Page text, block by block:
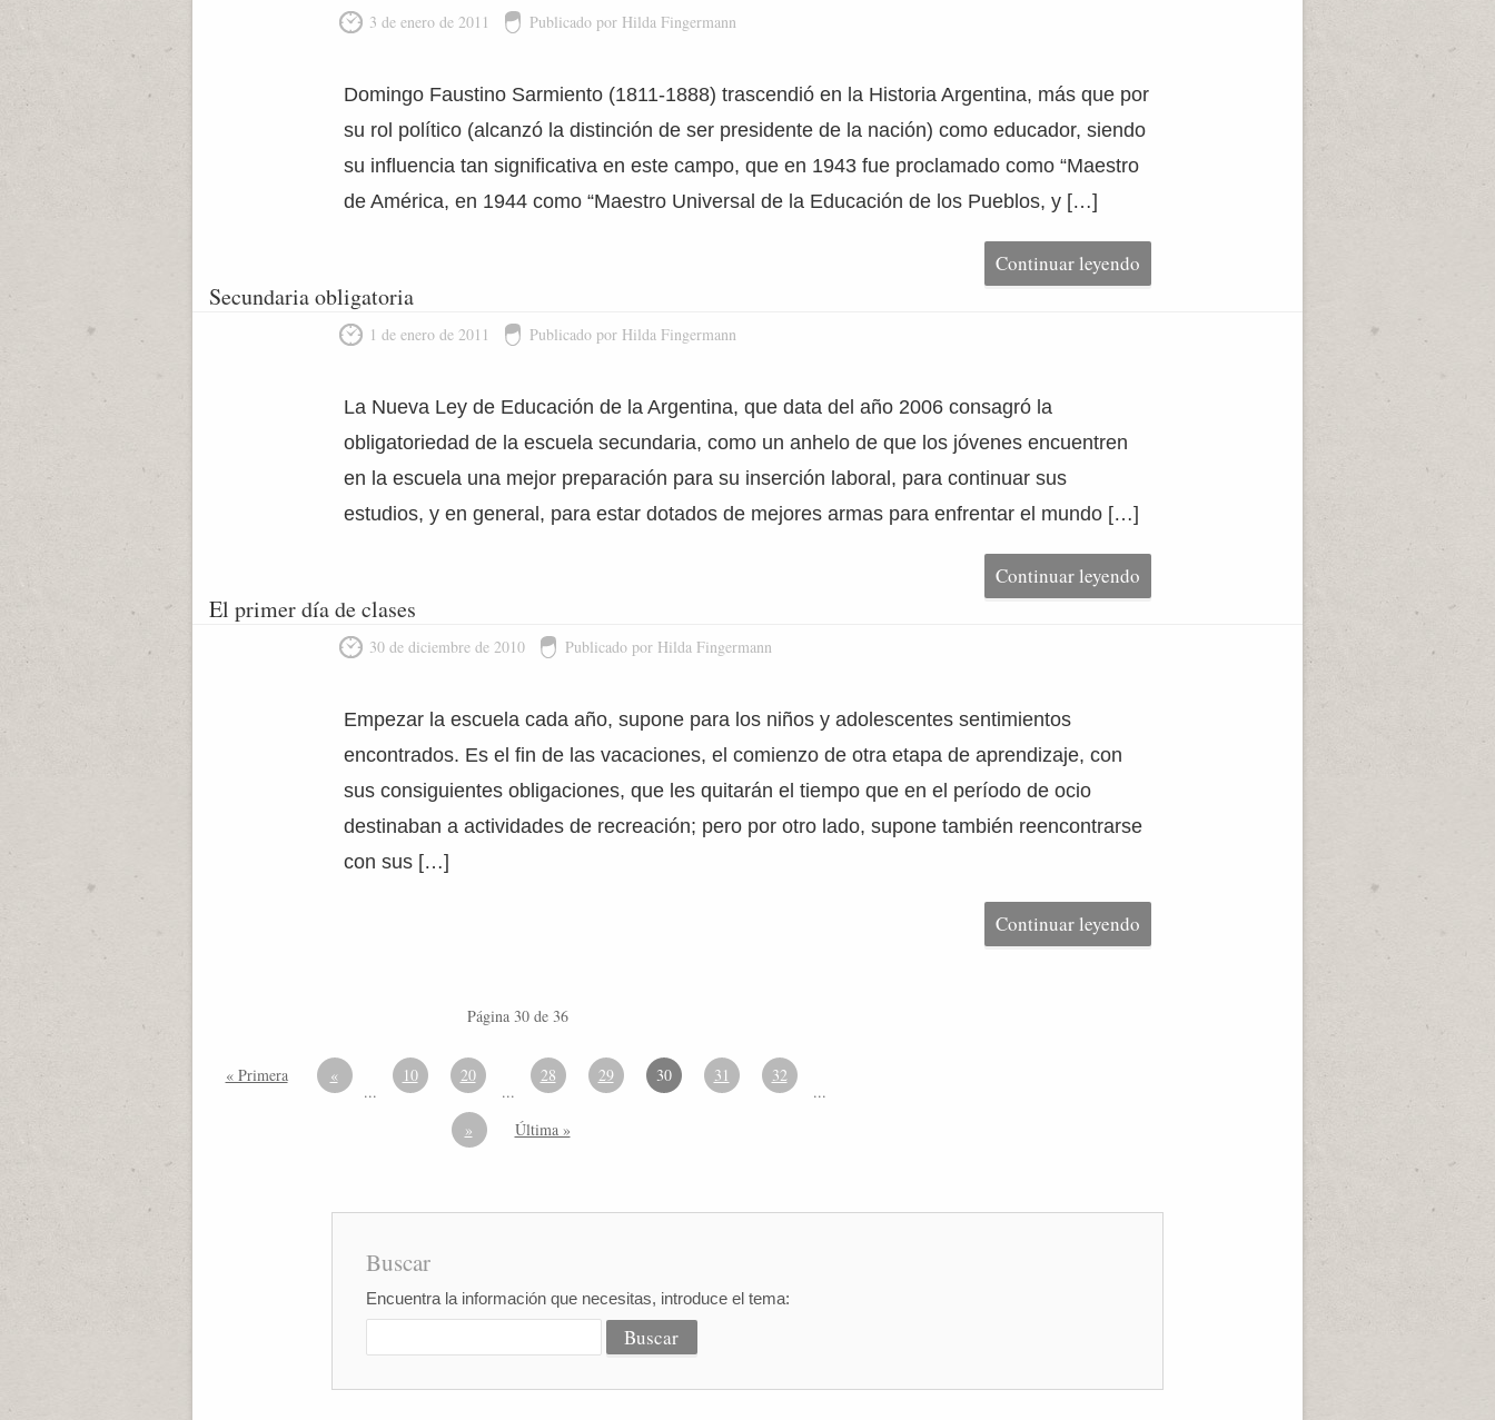
3 de enero de 2011 Publicado por Hilda Fingermann
Domingo Faustino Sarmiento (1811-1888) trascendió en la Historia Argentina, más que por
su rol político (alcanzó la distinción de ser presidente de la nación) como educador, siendo
su influencia tan significativa en este campo, que en 1943 fue proclamado como “Maestro
de América, en 1944 como “Maestro Universal de la Educación de los Pueblos, y […]
Continuar leyendo
Secundaria obligatoria
1 de enero de 2011 Publicado por Hilda Fingermann
La Nueva Ley de Educación de la Argentina, que data del año 2006 consagró la
obligatoriedad de la escuela secundaria, como un anhelo de que los jóvenes encuentren
en la escuela una mejor preparación para su inserción laboral, para continuar sus
estudios, y en general, para estar dotados de mejores armas para enfrentar el mundo […]
Continuar leyendo
El primer día de clases
30 de diciembre de 2010 Publicado por Hilda Fingermann
Empezar la escuela cada año, supone para los niños y adolescentes sentimientos
encontrados. Es el fin de las vacaciones, el comienzo de otra etapa de aprendizaje, con
sus consiguientes obligaciones, que les quitarán el tiempo que en el período de ocio
destinaban a actividades de recreación; pero por otro lado, supone también reencontrarse
con sus […]
Continuar leyendo
Página 30 de 36
« Primera «
...
10 20
...
28 29 30 31 32
...
»
Última »
Buscar
Encuentra la información que necesitas, introduce el tema: